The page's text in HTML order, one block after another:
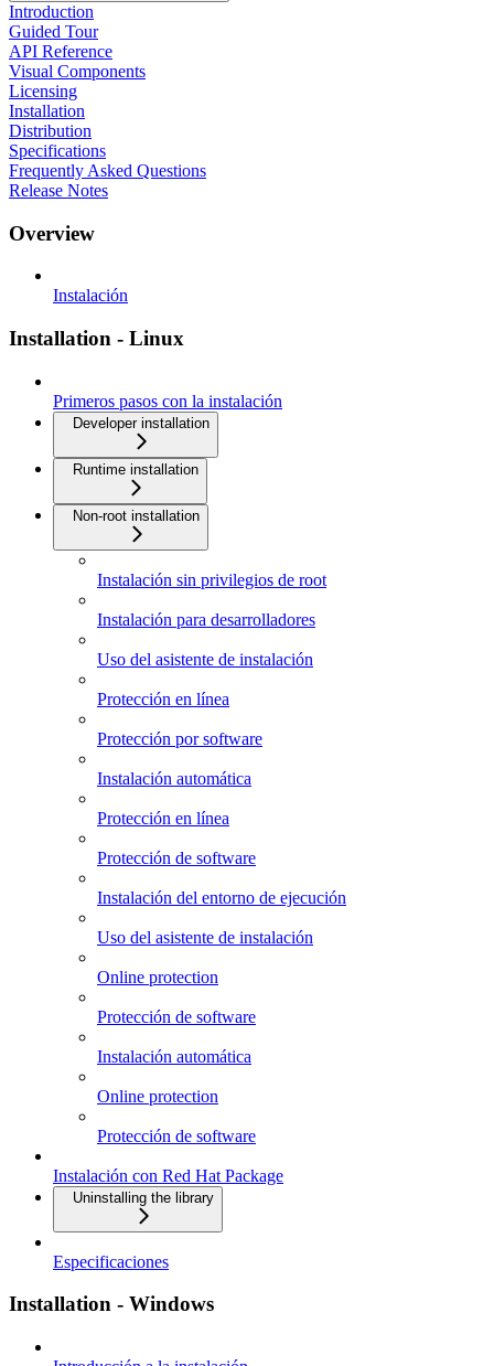
Introduction
Guided Tour
API Reference
Visual Components
Licensing
Installation
Distribution
Specifications
Frequently Asked Questions
Release Notes
Overview
Instalación
Installation - Linux
Primeros pasos con la instalación
Developer installation
Runtime installation
Non-root installation
Instalación sin privilegios de root
Instalación para desarrolladores
Uso del asistente de instalación
Protección en línea
Protección por software
Instalación automática
Protección en línea
Protección de software
Instalación del entorno de ejecución
Uso del asistente de instalación
Online protection
Protección de software
Instalación automática
Online protection
Protección de software
Instalación con Red Hat Package
Uninstalling the library
Especificaciones
Installation - Windows